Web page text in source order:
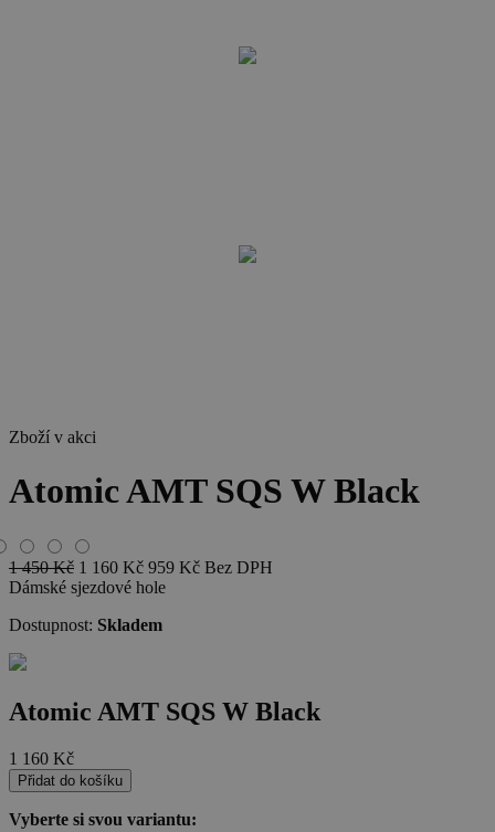
Zboží v akci
Atomic AMT SQS W Black
1 450Kč 1 160 Kč 959 Kč Bez DPH
Dámské sjezdové hole
Dostupnost: Skladem
Atomic AMT SQS W Black
1 160 Kč
Přidat do košíku
Vyberte si svou variantu: